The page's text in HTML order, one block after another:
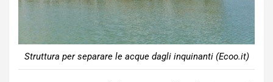
Struttura per separare le acque dagli inquinanti (Ecoo.it)